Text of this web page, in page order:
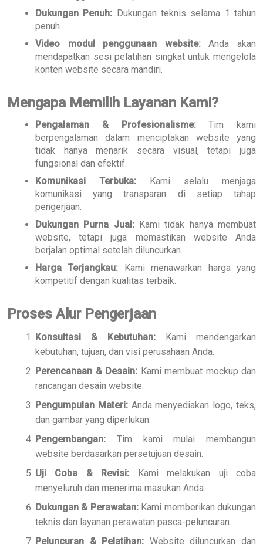
Dukungan Penuh: Dukungan teknis selama 1 tahun
penuh.
Video modul penggunaan website:Anda akan
mendapatkan sesi pelatihan singkat untuk mengelola
konten website secara mandiri.
Mengapa Memilih Layanan Kami?
Pengalaman & Profesionalisme:Tim kami
berpengalaman dalam menciptakan website yang
tidak hanya menarik secara visual, tetapi juga
fungsional dan efektif.
Komunikasi Terbuka: Kami selalu menjaga
komunikasi yang transparan di setiap tahap
pengerjaan.
Dukungan Purna Jual:Kami tidak hanya membuat
website, tetapi juga memastikan website Anda
berjalan optimal setelah diluncurkan.
Harga Terjangkau: Kami menawarkan harga yang
kompetitif dengan kualitas terbaik.
Proses Alur Pengerjaan
Konsultasi & Kebutuhan: Kami mendengarkan
kebutuhan, tujuan, dan visi perusahaan Anda.
Perencanaan & Desain: Kami membuat mockup dan
rancangan desain website.
Pengumpulan Materi:Anda menyediakan logo, teks,
dan gambar yang diperlukan.
Pengembangan: Tim kami mulai membangun
website berdasarkan persetujuan desain.
Uji Coba & Revisi: Kami melakukan uji coba
menyeluruh dan menerima masukan Anda.
Dukungan & Perawatan:Kami memberikan dukungan
teknis dan layanan perawatan pasca-peluncuran.
Peluncuran & Pelatihan: Website diluncurkan dan